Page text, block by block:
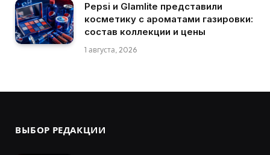
Pepsi и Glamlite представили
косметику с ароматами газировки:
состав коллекции и цены
1 августа, 2026
ВЫБОР РЕДАКЦИИ